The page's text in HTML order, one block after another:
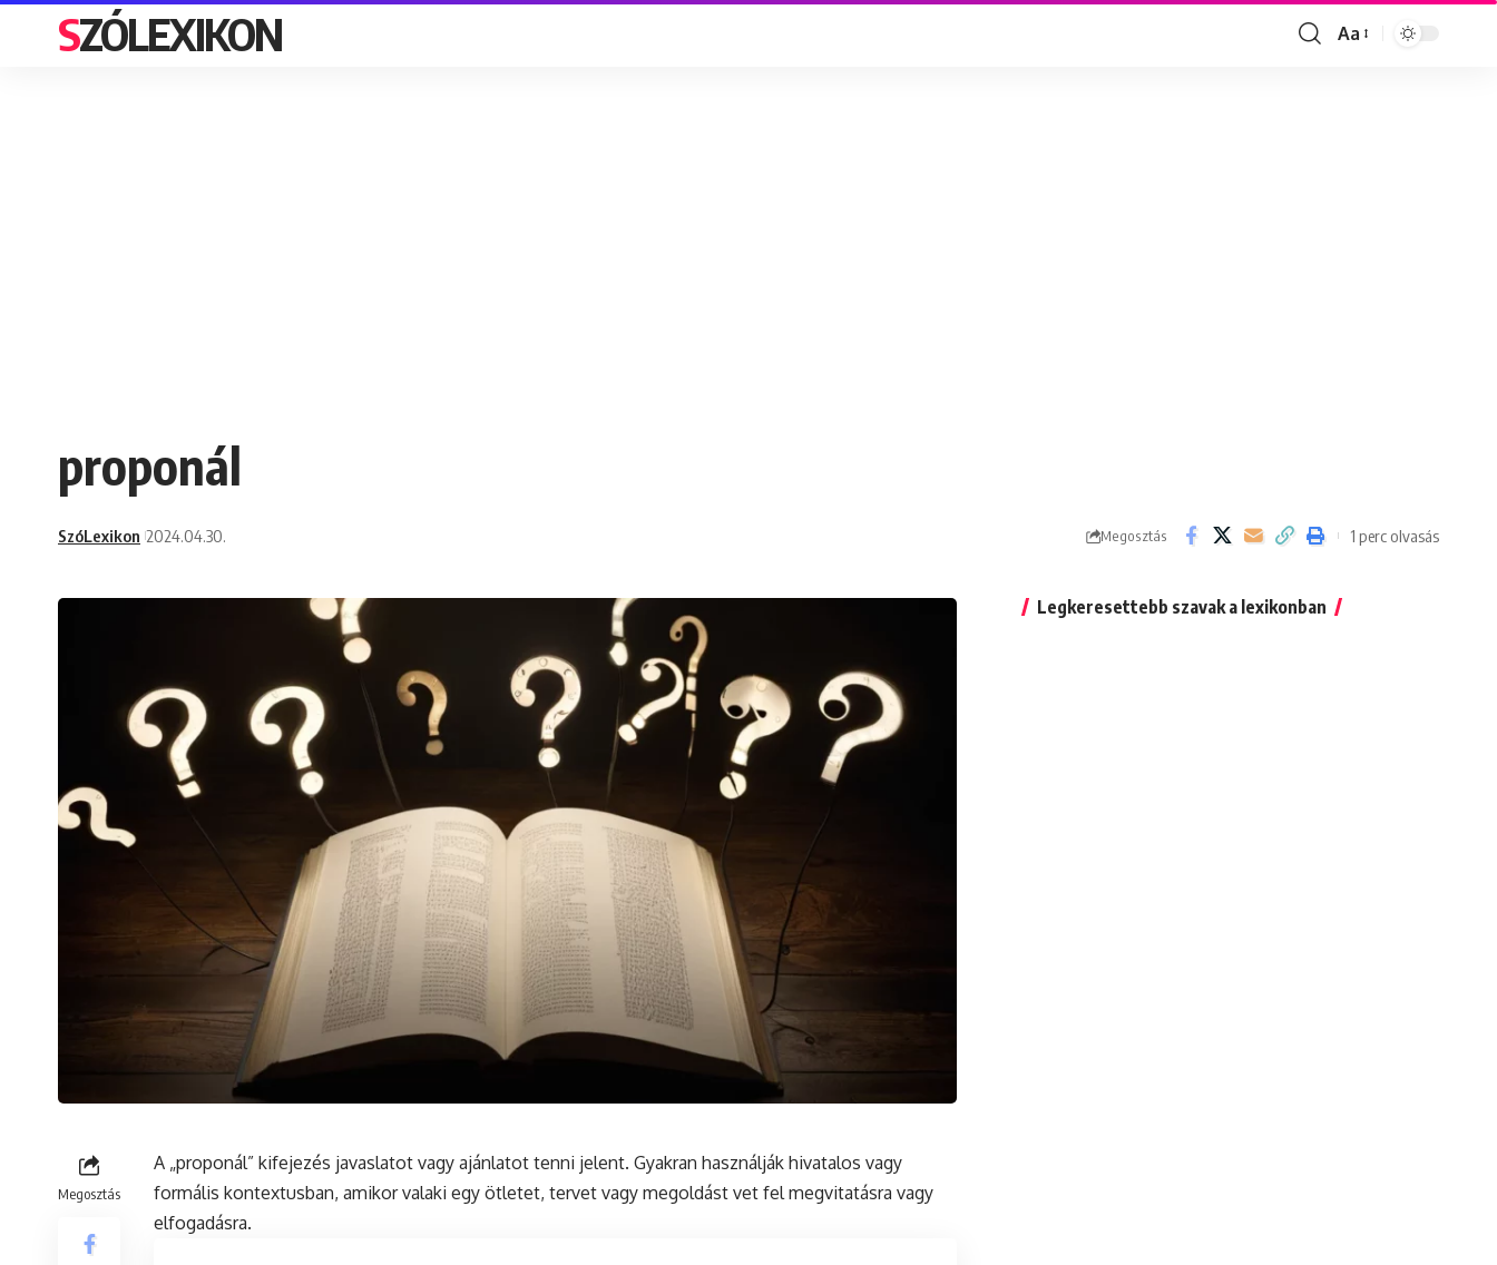
SZÓLEXIKON
Font
Aa
proponál
SzóLexikon 2024.04.30. Megosztás 1 perc olvasás
Megosztás
A „proponál” kifejezés javaslatot vagy ajánlatot tenni jelent. Gyakran használják hivatalos vagy
formális kontextusban, amikor valaki egy ötletet, tervet vagy megoldást vet fel megvitatásra vagy
elfogadásra.
Legkeresettebb szavak a lexikonban